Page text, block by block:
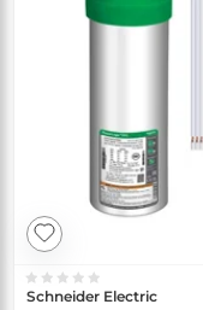
Schneider Electric